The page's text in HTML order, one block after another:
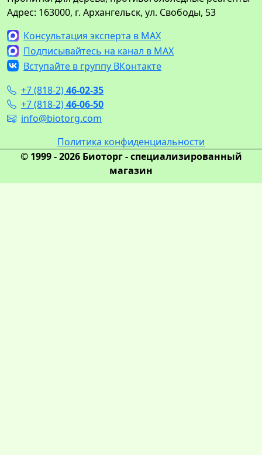
Адрес: 163000, г. Архангельск, ул. Свободы, 53
Консультация эксперта в MAX
Подписывайтесь на канал в MAX
Вступайте в группу ВКонтакте
+7 (818-2)46-02-35
+7 (818-2)46-06-50
info@biotorg.com
Политика конфиденциальности
© 1999 - 2026 Биоторг - специализированный
магазин